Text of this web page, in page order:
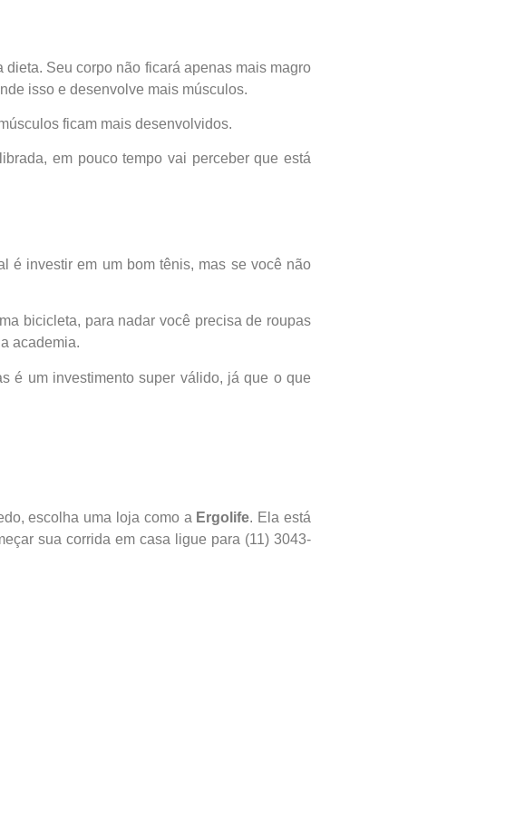
Seu corpo não ficará apenas mais magro
isso e desenvolve mais músculos.
ficam mais desenvolvidos.
em pouco tempo vai perceber que está
é investir em um bom tênis, mas se você não
bicicleta, para nadar você precisa de roupas
academia.
é um investimento super válido, já que o que
escolha uma loja como a Ergolife. Ela está
sua corrida em casa ligue para (11) 3043-